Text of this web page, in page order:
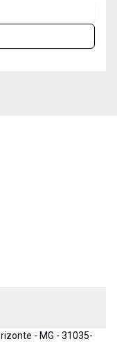
- MG - 31035-